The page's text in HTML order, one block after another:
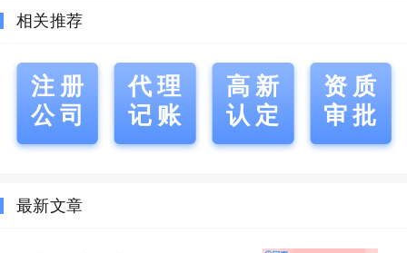
相关推荐
注册
公司
代理
记账
高新
认定
资质
审批
最新文章